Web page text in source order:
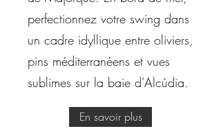
perfectionnez votre swing dans
un cadre idyllique entre oliviers,
pins méditerranéens et vues
sublimes sur la baie d’Alcúdia.
En savoir plus